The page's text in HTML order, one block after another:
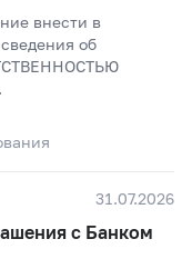
внести в
об
31.07.2026
с Банком